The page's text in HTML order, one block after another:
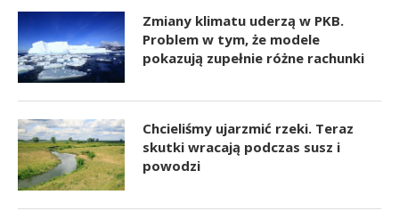
Zmiany klimatu uderzą w PKB.
Problem w tym, że modele
pokazują zupełnie różne rachunki
Chcieliśmy ujarzmić rzeki. Teraz
skutki wracają podczas susz i
powodzi